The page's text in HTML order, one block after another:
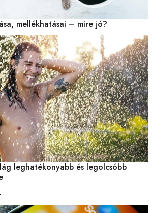
mellékhatásai – mire jó?
leghatékonyabb és legolcsóbb